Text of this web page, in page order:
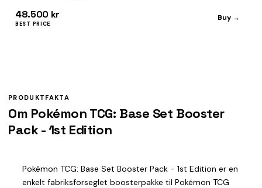
48.500 kr
BEST PRICE
Buy →
PRODUKTFAKTA
Om Pokémon TCG: Base Set Booster
Pack - 1st Edition
Pokémon TCG: Base Set Booster Pack - 1st Edition er en
enkelt fabriksforseglet boosterpakke til Pokémon TCG